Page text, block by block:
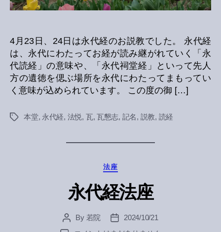
4月23日、24日は永代経のお説教でした。 永代経
は、永代にわたってお経が読み継がれていく「永
代読経」の意味や、「永代祠堂経」といって先人
方の遺徳を偲ぶ場所を永代にわたってまもってい
く意味が込められています。 この度の御 […]
Tags本堂, 永代経, 法悦, 瓦, 瓦懇志, 記名, 説教, 読経
Categories
法座
永代経法座
Post
author
By 若院
Post
date
2024/10/21